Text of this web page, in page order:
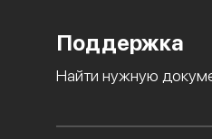
Поддержка
Найти нужную